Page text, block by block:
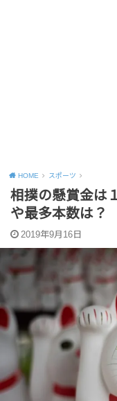
HOME スポーツ
相撲の懸賞金は
や最多本数は？
2019年9月16日